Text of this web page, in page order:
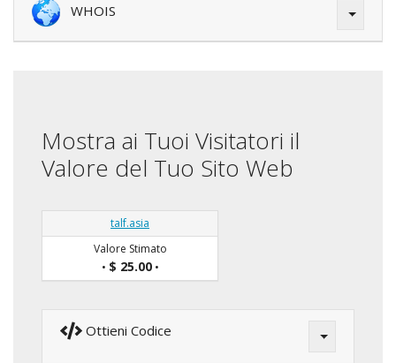
WHOIS
Mostra ai Tuoi Visitatori il
Valore del Tuo Sito Web
talf.asia
Valore Stimato
• $ 25.00•
Ottieni Codice